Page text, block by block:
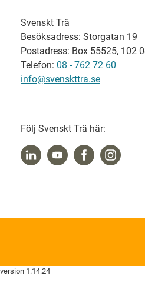
Svenskt Trä
Besöksadress: Storgatan 19
Postadress: Box 55525, 102
Telefon: 08 - 762 72 60
info@svenskttra.se
Följ Svenskt Trä här:
version 1.14.24